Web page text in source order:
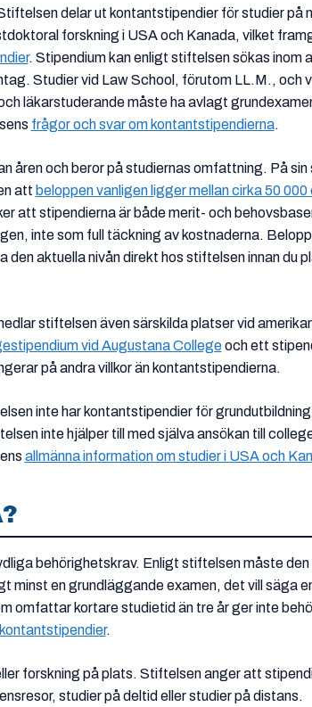
delar ut kontantstipendier för studier på
forskning i USA och Kanada, vilket
. Stipendium kan enligt stiftelsen sökas inom
Studier vid Law School, förutom LL.M., och
läkarstuderande måste ha avlagt
frågor och svar om kontantstipendierna.
åren och beror på studiernas omfattning. På sin
att beloppen vanligen ligger mellan cirka 50
att stipendierna är både merit- och
inte som full täckning av kostnaderna.
den aktuella nivån direkt hos stiftelsen innan du
stiftelsen även särskilda platser vid
vid Augustana Collegeoch ett
på andra villkor än kontantstipendierna.
inte har kontantstipendier för
inte hjälper till med själva ansökan till
allmänna information om studier i USA och
behörighetskrav. Enligt stiftelsen måste den
minst en grundläggande examen, det vill säga
omfattar kortare studietid än tre år ger inte
.
forskning på plats. Stiftelsen anger att
studier på deltid eller studier på distans.